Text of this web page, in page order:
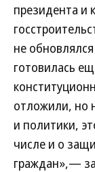
президента и
не
готовилась
отложили, но
и политики,
числе и о
граждан»,—